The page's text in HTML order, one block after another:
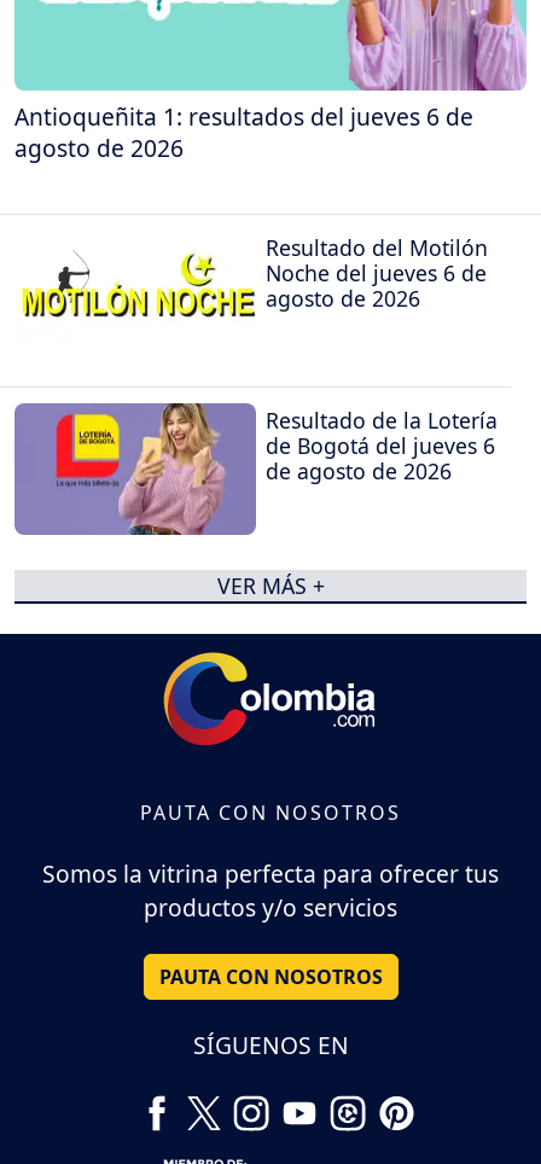
Antioqueñita 1: resultados del jueves 6 de
agosto de 2026
Resultado del Motilón
Noche del jueves 6 de
agosto de 2026
Resultado de la Lotería
de Bogotá del jueves 6
de agosto de 2026
VER MÁS +
PAUTA CON NOSOTROS
Somos la vitrina perfecta para ofrecer tus
productos y/o servicios
PAUTA CON NOSOTROS
SÍGUENOS EN